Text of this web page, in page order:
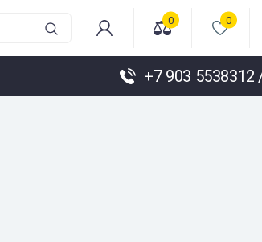
0 0
+7 903 5538312